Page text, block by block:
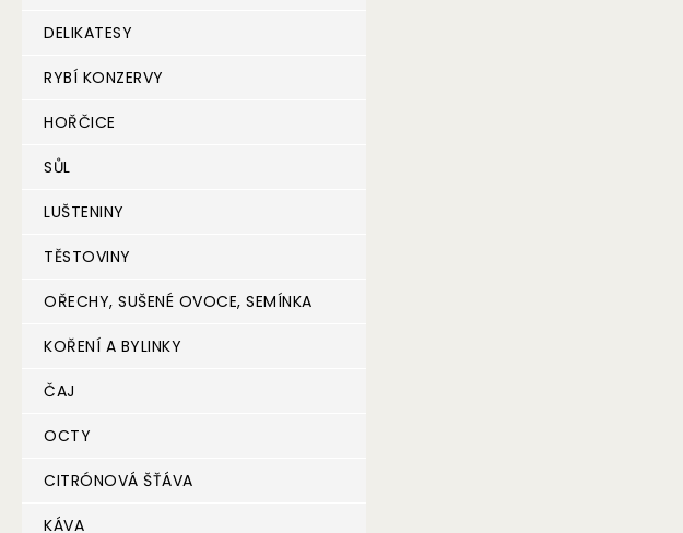
DELIKATESY
RYBÍ KONZERVY
HOŘČICE
SŮL
LUŠTENINY
TĚSTOVINY
OŘECHY, SUŠENÉ OVOCE, SEMÍNKA
KOŘENÍ A BYLINKY
ČAJ
OCTY
CITRÓNOVÁ ŠŤÁVA
KÁVA